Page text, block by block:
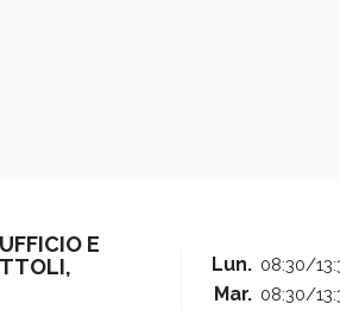
E
Lun. 08:30/
Mar. 08:30/